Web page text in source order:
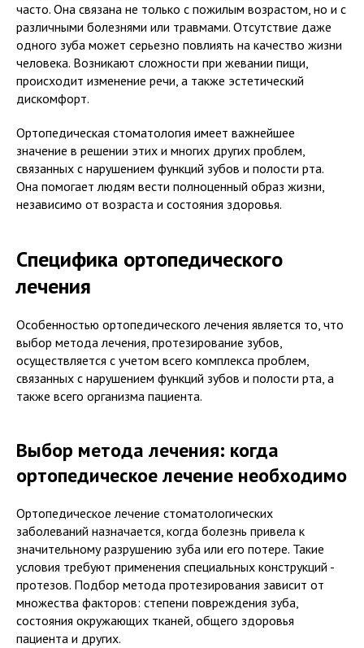
часто. Она связана не только с пожилым возрастом, но и с
различными болезнями или травмами. Отсутствие даже
одного зуба может серьезно повлиять на качество жизни
человека. Возникают сложности при жевании пищи,
происходит изменение речи, а также эстетический
дискомфорт.
Ортопедическая стоматология имеет важнейшее
значение в решении этих и многих других проблем,
связанных с нарушением функций зубов и полости рта.
Она помогает людям вести полноценный образ жизни,
независимо от возраста и состояния здоровья.
Специфика ортопедического
лечения
Особенностью ортопедического лечения является то, что
выбор метода лечения, протезирование зубов,
осуществляется с учетом всего комплекса проблем,
связанных с нарушением функций зубов и полости рта, а
также всего организма пациента.
Выбор метода лечения: когда
ортопедическое лечение необходимо
Ортопедическое лечение стоматологических
заболеваний назначается, когда болезнь привела к
значительному разрушению зуба или его потере. Такие
условия требуют применения специальных конструкций -
протезов. Подбор метода протезирования зависит от
множества факторов: степени повреждения зуба,
состояния окружающих тканей, общего здоровья
пациента и других.